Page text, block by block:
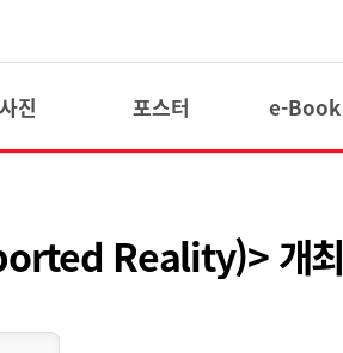
사진 포스터 e-Book
Reality)> 개최